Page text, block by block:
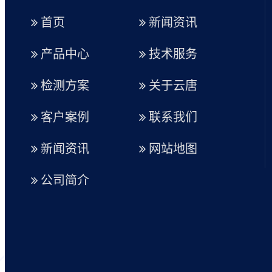
首页
产品中心
检测方案
客户案例
新闻资讯
公司简介
新闻资讯
技术服务
关于云唐
联系我们
网站地图